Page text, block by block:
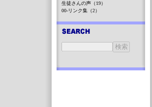
生徒さんの声（19）
00-リンク集（2）